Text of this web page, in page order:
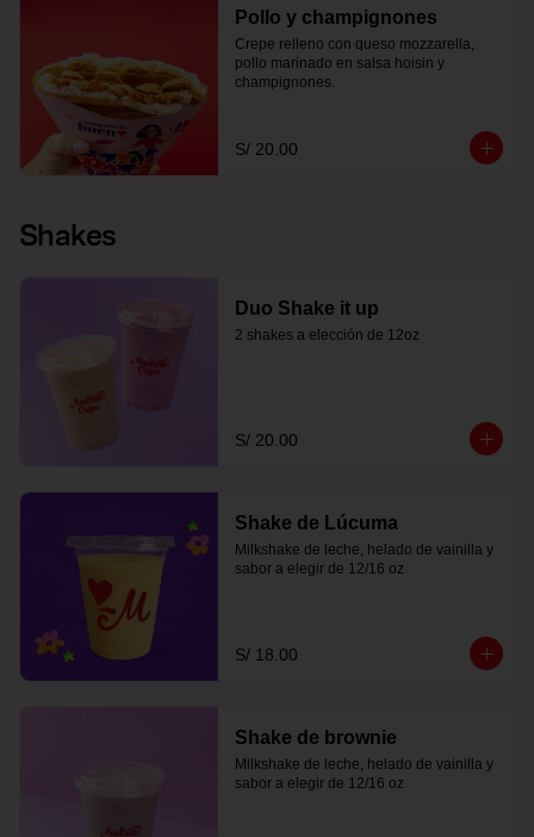
Pollo y champignones
Crepe relleno con queso mozzarella,
pollo marinado en salsa hoisin y
champignones.
S/ 20.00
Shakes
Duo Shake it up
2 shakes a elección de 12oz
S/ 20.00
Shake de Lúcuma
Milkshake de leche, helado de vainilla y
sabor a elegir de 12/16 oz
S/ 18.00
Shake de brownie
Milkshake de leche, helado de vainilla y
sabor a elegir de 12/16 oz